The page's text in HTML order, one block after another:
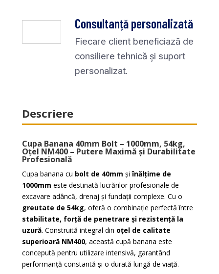
Consultanță personalizată
Fiecare client beneficiază de
consiliere tehnică și suport
personalizat.
Descriere
Cupa Banana 40mm Bolt – 1000mm, 54kg,
Oțel NM400 – Putere Maximă și Durabilitate
Profesională
Cupa banana cu bolt de 40mm șiînălțime de
1000mm este destinată lucrărilor profesionale de
excavare adâncă, drenaj și fundații complexe. Cu o
greutate de 54kg, oferă o combinație perfectă între
stabilitate, forță de penetrare și rezistență la
uzură. Construită integral din oțel de calitate
superioară NM400, această cupă banana este
concepută pentru utilizare intensivă, garantând
performanță constantă și o durată lungă de viață.